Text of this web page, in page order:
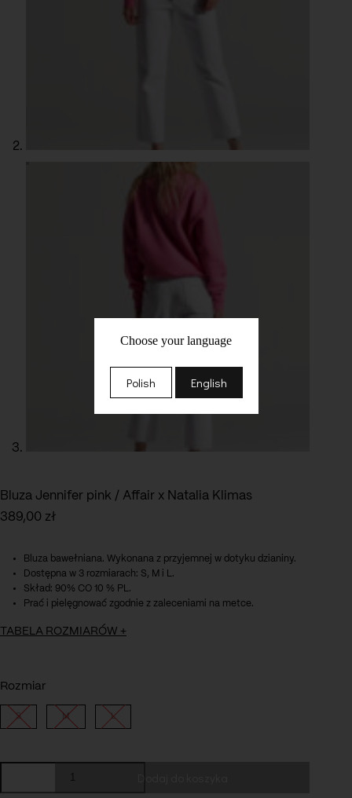
Bluza Jennifer pink / Affair x Natalia Klimas
389,00 zł
Bluza bawełniana. Wykonana z przyjemnej w dotyku dzianiny.
Dostępna w 3 rozmiarach: S, M i L.
Skład: 90% CO 10 % PL.
Prać i pielęgnować zgodnie z zaleceniami na metce.
TABELA ROZMIARÓW +
Obwód w biuście: 120 cm
Rozmiar
S M L
Jennifer
Choose your language
Polish English